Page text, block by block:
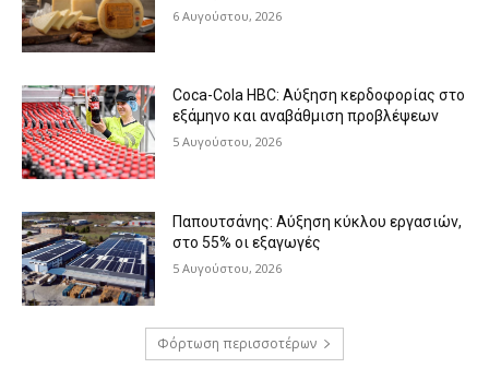
6 Αυγούστου, 2026
Coca-Cola HBC: Αύξηση κερδοφορίας στο
εξάμηνο και αναβάθμιση προβλέψεων
5 Αυγούστου, 2026
Παπουτσάνης: Αύξηση κύκλου εργασιών,
στο 55% οι εξαγωγές
5 Αυγούστου, 2026
Φόρτωση περισσοτέρων